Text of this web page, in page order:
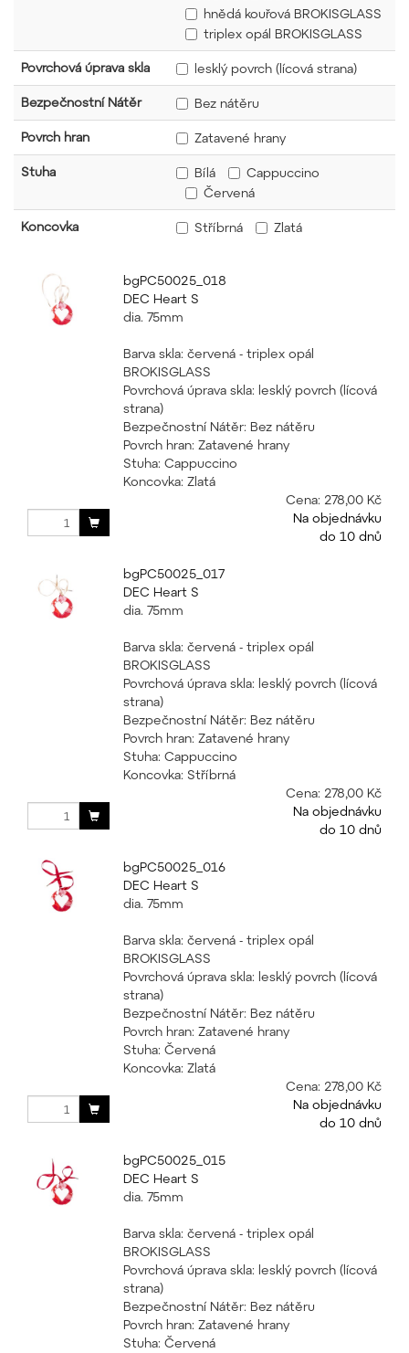
hnědá kouřová BROKISGLASS
triplex opál BROKISGLASS
Povrchová úprava skla lesklý povrch (lícová strana)
Bezpečnostní Nátěr Bez nátěru
Povrch hran Zatavené hrany
Stuha Bílá
Cappuccino
Červená
Koncovka Stříbrná Zlatá
bgPC50025_018
DEC Heart S
dia. 75mm
Barva skla: červená - triplex opál
BROKISGLASS
Povrchová úprava skla: lesklý povrch (lícová
strana)
Bezpečnostní Nátěr: Bez nátěru
Povrch hran: Zatavené hrany
Stuha: Cappuccino
Koncovka: Zlatá
Cena: 278,00 Kč
Na objednávku
do 10 dnů
bgPC50025_017
DEC Heart S
dia. 75mm
Barva skla: červená - triplex opál
BROKISGLASS
Povrchová úprava skla: lesklý povrch (lícová
strana)
Bezpečnostní Nátěr: Bez nátěru
Povrch hran: Zatavené hrany
Stuha: Cappuccino
Koncovka: Stříbrná
Cena: 278,00 Kč
Na objednávku
do 10 dnů
bgPC50025_016
DEC Heart S
dia. 75mm
Barva skla: červená - triplex opál
BROKISGLASS
Povrchová úprava skla: lesklý povrch (lícová
strana)
Bezpečnostní Nátěr: Bez nátěru
Povrch hran: Zatavené hrany
Stuha: Červená
Koncovka: Zlatá
Cena: 278,00 Kč
Na objednávku
do 10 dnů
bgPC50025_015
DEC Heart S
dia. 75mm
Barva skla: červená - triplex opál
BROKISGLASS
Povrchová úprava skla: lesklý povrch (lícová
strana)
Bezpečnostní Nátěr: Bez nátěru
Povrch hran: Zatavené hrany
Stuha: Červená